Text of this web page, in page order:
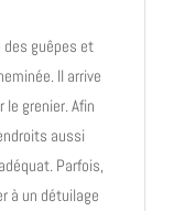
guêpes et
Il arrive
le grenier. Afin
aussi
Parfois,
à un détuilage